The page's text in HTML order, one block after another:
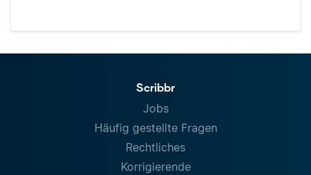
Scribbr
Jobs
Häufig gestellte Fragen
Rechtliches
Korrigierende